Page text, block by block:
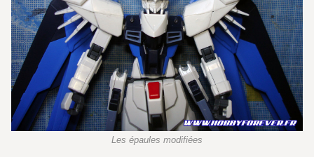
Les épaules modifiées